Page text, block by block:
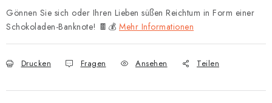
Gönnen Sie sich oder Ihren Lieben süßen Reichtum in Form einer
Schokoladen-Banknote! 🍫💰 Mehr Informationen
Drucken Fragen Ansehen Teilen